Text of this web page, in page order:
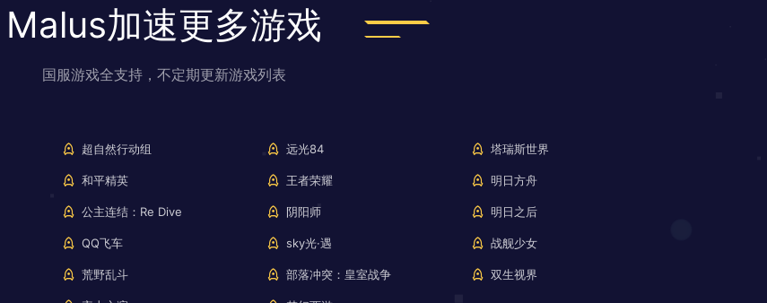
Malus加速更多游戏
国服游戏全支持，不定期更新游戏列表
超自然行动组 远光84 塔瑞斯世界
和平精英 王者荣耀 明日方舟
公主连结：Re Dive 阴阳师 明日之后
QQ飞车 sky光·遇 战舰少女
荒野乱斗 部落冲突：皇室战争 双生视界